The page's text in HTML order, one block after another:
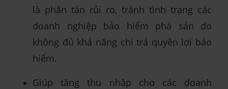
là phân tán rủi ro, tránh tình trạng các
doanh nghiệp bảo hiểm phá sản do
không đủ khả năng chi trả quyền lợi bảo
hiểm.
Giúp tăng thu nhập cho các doanh